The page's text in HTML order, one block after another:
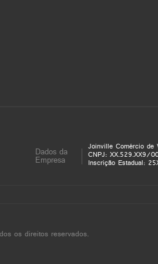
Dados da
Empresa
Joinville Comércio de
CNPJ: XX.529.XX9/
Inscrição Estadual:
os direitos reservados.